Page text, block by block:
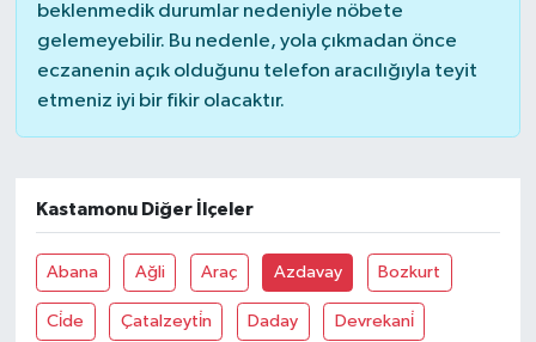
beklenmedik durumlar nedeniyle nöbete
gelemeyebilir. Bu nedenle, yola çıkmadan önce
eczanenin açık olduğunu telefon aracılığıyla teyit
etmeniz iyi bir fikir olacaktır.
Kastamonu Diğer İlçeler
Abana Ağli Araç Azdavay Bozkurt
Ci̇de Çatalzeyti̇n Daday Devrekani̇